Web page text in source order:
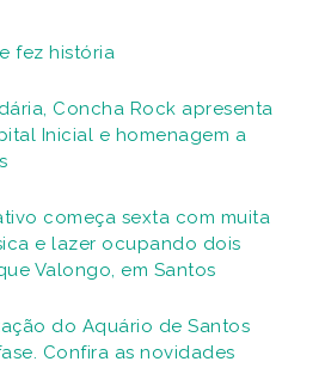
fez história
Concha Rock apresenta
Inicial e homenagem a
começa sexta com muita
e lazer ocupando dois
Valongo, em Santos
do Aquário de Santos
Confira as novidades